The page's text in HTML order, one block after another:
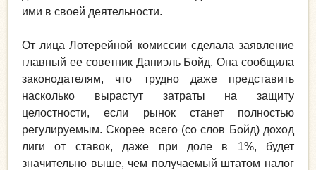
ими в своей деятельности.
От лица Лотерейной комиссии сделала заявление
главный ее советник Даниэль Бойд. Она сообщила
законодателям, что трудно даже представить
насколько вырастут затраты на защиту
целостности, если рынок станет полностью
регулируемым. Скорее всего (со слов Бойд) доход
лиги от ставок, даже при доле в 1%, будет
значительно выше, чем получаемый штатом налог